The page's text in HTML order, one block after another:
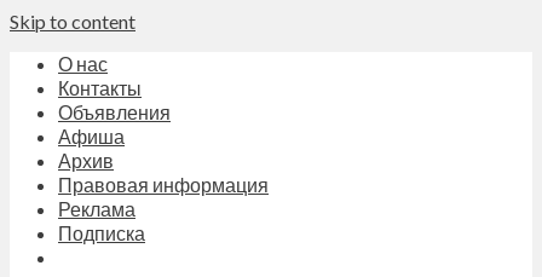
Skip to content
О нас
Контакты
Объявления
Афиша
Архив
Правовая информация
Реклама
Подписка